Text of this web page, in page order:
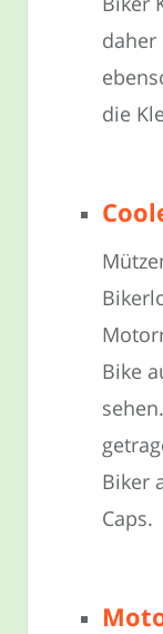
daher
die
Bike
Biker
Caps.